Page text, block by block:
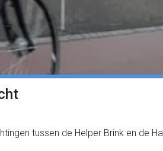
tussen de Helper Brink en de